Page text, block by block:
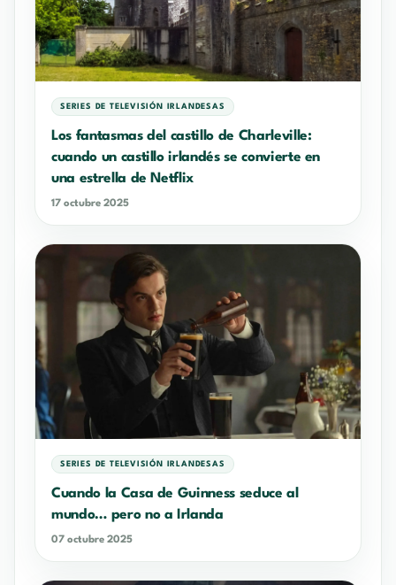
SERIES DE TELEVISIÓN IRLANDESAS
Los fantasmas del castillo de Charleville:
cuando un castillo irlandés se convierte en
una estrella de Netflix
17 octubre 2025
SERIES DE TELEVISIÓN IRLANDESAS
Cuando la Casa de Guinness seduce al
mundo… pero no a Irlanda
07 octubre 2025